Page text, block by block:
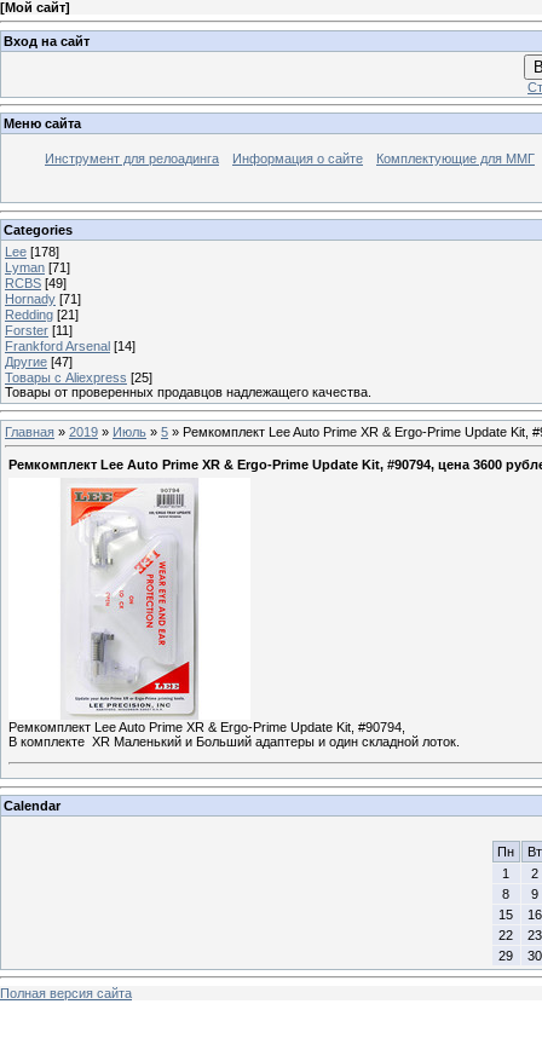
[Мой сайт]
Вход на сайт
Меню сайта
Инструмент для релоадинга Информация о сайте Комплектующие для ММГ
Categories
Lee [178]
Lyman [71]
RCBS [49]
Hornady [71]
Redding [21]
Forster [11]
Frankford Arsenal [14]
Другие [47]
Товары с Aliexpress [25]
Товары от проверенных продавцов надлежащего качества.
Главная » 2019 » Июль » 5 » Ремкомплект Lee Auto Prime XR & Ergo-Prime Update Kit,
Ремкомплект Lee Auto Prime XR & Ergo-Prime Update Kit, #90794, цена 3600
Ремкомплект Lee Auto Prime XR & Ergo-Prime Update Kit, #90794,
В комплекте XR Маленький и Больший адаптеры и один складной лоток.
Calendar
Пн
Вт
1
2
8
9
15
16
22
23
29
30
Полная версия сайта